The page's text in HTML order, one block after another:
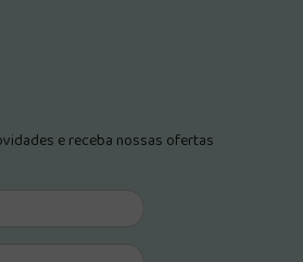
e receba nossas ofertas